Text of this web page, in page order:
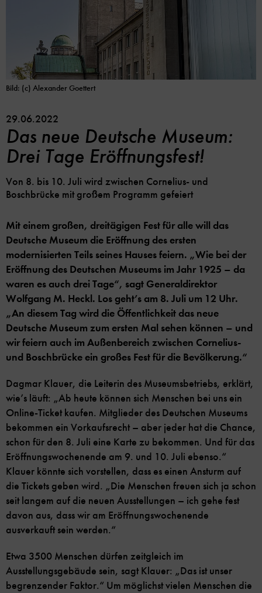
Bild: (c) Alexander Goettert
29.06.2022
Das neue Deutsche Museum:
Drei Tage Eröffnungsfest!
Von 8. bis 10. Juli wird zwischen Cornelius- und
Boschbrücke mit großem Programm gefeiert
Mit einem großen, dreitägigen Fest für alle will das
Deutsche Museum die Eröffnung des ersten
modernisierten Teils seines Hauses feiern. „Wie bei der
Eröffnung des Deutschen Museums im Jahr 1925 – da
waren es auch drei Tage“, sagt Generaldirektor
Wolfgang M. Heckl. Los geht’s am 8. Juli um 12 Uhr.
„An diesem Tag wird die Öffentlichkeit das neue
Deutsche Museum zum ersten Mal sehen können – und
wir feiern auch im Außenbereich zwischen Cornelius-
und Boschbrücke ein großes Fest für die Bevölkerung.“
Dagmar Klauer, die Leiterin des Museumsbetriebs, erklärt,
wie’s läuft: „Ab heute können sich Menschen bei uns ein
Online-Ticket kaufen. Mitglieder des Deutschen Museums
bekommen ein Vorkaufsrecht – aber jeder hat die Chance,
schon für den 8. Juli eine Karte zu bekommen. Und für das
Eröffnungswochenende am 9. und 10. Juli ebenso.“
Klauer könnte sich vorstellen, dass es einen Ansturm auf
die Tickets geben wird. „Die Menschen freuen sich ja schon
seit langem auf die neuen Ausstellungen – ich gehe fest
davon aus, dass wir am Eröffnungswochenende
ausverkauft sein werden.“
Etwa 3500 Menschen dürfen zeitgleich im
Ausstellungsgebäude sein, sagt Klauer: „Das ist unser
begrenzender Faktor.“ Um möglichst vielen Menschen die